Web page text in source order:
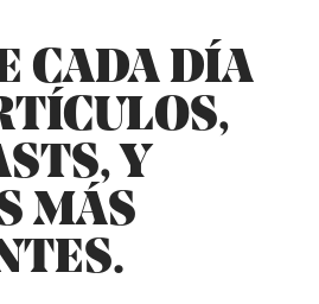
CADA DÍA
Y
MÁS